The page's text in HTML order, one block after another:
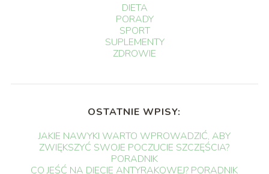
DIETA
PORADY
SPORT
SUPLEMENTY
ZDROWIE
OSTATNIE WPISY:
JAKIE NAWYKI WARTO WPROWADZIĆ, ABY
ZWIĘKSZYĆ SWOJE POCZUCIE SZCZĘŚCIA?
PORADNIK
CO JEŚĆ NA DIECIE ANTYRAKOWEJ? PORADNIK